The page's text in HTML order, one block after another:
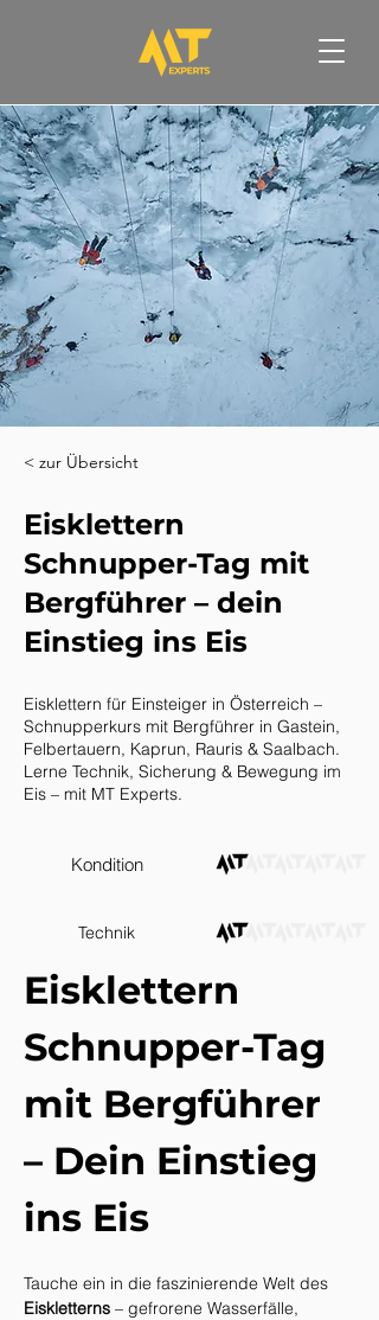
< zur Übersicht
Eisklettern
Schnupper-Tag mit
Bergführer – dein
Einstieg ins Eis
Eisklettern für Einsteiger in Österreich –
Schnupperkurs mit Bergführer in Gastein,
Felbertauern, Kaprun, Rauris & Saalbach.
Lerne Technik, Sicherung & Bewegung im
Eis – mit MT Experts.
Kondition
Technik
Eisklettern
Schnupper-Tag
mit Bergführer
– Dein Einstieg
ins Eis
Tauche ein in die faszinierende Welt des
Eiskletterns – gefrorene Wasserfälle,